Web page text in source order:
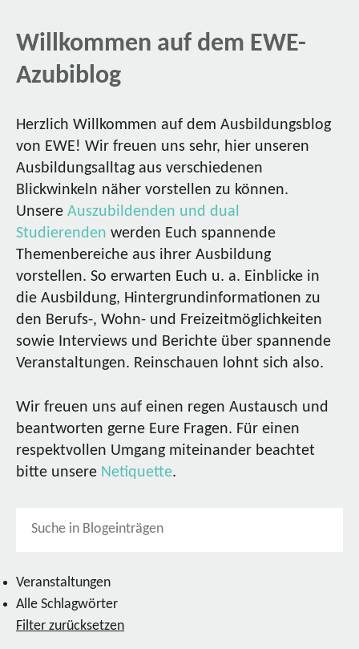
Willkommen auf dem EWE-
Azubiblog
Herzlich Willkommen auf dem Ausbildungsblog
von EWE! Wir freuen uns sehr, hier unseren
Ausbildungsalltag aus verschiedenen
Blickwinkeln näher vorstellen zu können.
Unsere Auszubildenden und dual
Studierenden werden Euch spannende
Themenbereiche aus ihrer Ausbildung
vorstellen. So erwarten Euch u. a. Einblicke in
die Ausbildung, Hintergrundinformationen zu
den Berufs-, Wohn- und Freizeitmöglichkeiten
sowie Interviews und Berichte über spannende
Veranstaltungen. Reinschauen lohnt sich also.
Wir freuen uns auf einen regen Austausch und
beantworten gerne Eure Fragen. Für einen
respektvollen Umgang miteinander beachtet
bitte unsere Netiquette.
Veranstaltungen
Alle Schlagwörter
Filter zurücksetzen